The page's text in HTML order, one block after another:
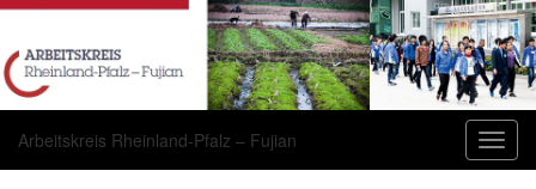
Arbeitskreis Rheinland-Pfalz – Fujian